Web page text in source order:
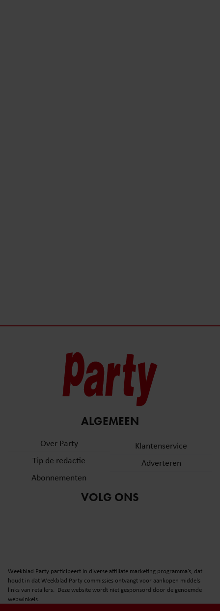
ALGEMEEN
Over Party
Tip de redactie
Abonnementen
Klantenservice
Adverteren
VOLG ONS
Weekblad Party participeert in diverse affiliate marketing programma’s, dat
houdt in dat Weekblad Party commissies ontvangt voor aankopen middels
links van retailers. Deze website wordt niet gesponsord door de genoemde
webwinkels.